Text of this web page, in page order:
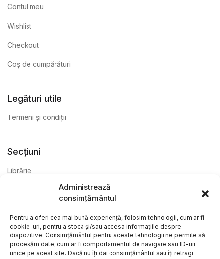
Administrează
consimțământul
Pentru a oferi cea mai bună experiență, folosim tehnologii, cum ar fi
cookie-uri, pentru a stoca și/sau accesa informațiile despre
dispozitive. Consimțământul pentru aceste tehnologii ne permite să
procesăm date, cum ar fi comportamentul de navigare sau ID-uri
unice pe acest site. Dacă nu îți dai consimțământul sau îți retragi
Contul meu
Wishlist
Checkout
Coș de cumpărături
Legături utile
Termeni și condiții
Secțiuni
Librărie